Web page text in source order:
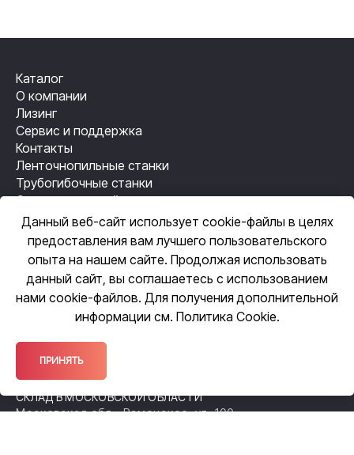
Каталог
О компании
Лизинг
Сервис и поддержка
Контакты
Ленточнопильные станки
Трубогибочные станки
Станки лазерной резки
Резьбонакатные станки
Механизация сварки
Автоматизация сварки
ЦЕНТРАЛЬНЫЙ ОФИС
109518, Москва, ул. Грайвороновская,
ОФИС ПРОДАЖ
140105, Московская обл., Раменское,
ул. Чугунова, 38А
СКЛАД В МОСКОВСКОЙ ОБЛАСТИ
Московская обл., Раменское, ул. 100-
Данный веб-сайт использует cookie-файлы в целях
предоставления вам лучшего пользовательского
опыта на нашем сайте. Продолжая использовать
данный сайт, вы соглашаетесь с использованием
нами cookie-файлов. Для получения дополнительной
информации см. Политика Cookie.
ПРИНЯТЬ